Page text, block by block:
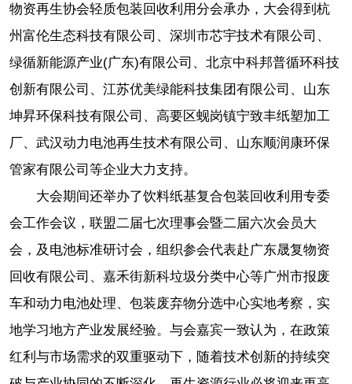
物资再生协会轻质包装回收利用分会承办，大会得到杭
州富伦生态科技有限公司、深圳市芯宇技术有限公司、
绿循新能源产业(广东)有限公司、北京中科邦普循环科技
创新有限公司、江苏优美绿能科技集团有限公司、山东
坤昇环保科技有限公司、高要区蚬岗镇宁致丰纸塑加工
厂、武汉动力电池再生技术有限公司、山东顺润康环保
管家有限公司等企业大力支持。
大会期间还举办了饮料纸基复合包装回收利用专委
会工作会议，联盟二届七次理事会暨二届六次会员大
会，及电池标准研讨会，组织参会代表赴广东晟复物资
回收有限公司、嘉禾街新科垃圾分类中心等广州市报废
车和动力电池处理、包装废弃物分选中心实地考察，实
地学习地方产业发展经验。与会嘉宾一致认为，在政策
红利与市场需求的双重驱动下，随着技术创新的持续突